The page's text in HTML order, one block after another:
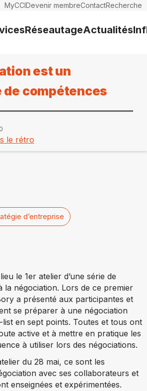
MyCCIDevenir membreContactRecherche
RéseautageActualités
est un
de compétences
le rétro
d’entreprise
le 1er atelier d’une série de
la négociation. Lors de ce premier
a présenté aux participantes et
se préparer à une négociation
en sept points. Toutes et tous ont
active et à mettre en pratique les
à utiliser lors des négociations.
du 28 mai, ce sont les
avec ses collaborateurs et
enseignées et expérimentées.